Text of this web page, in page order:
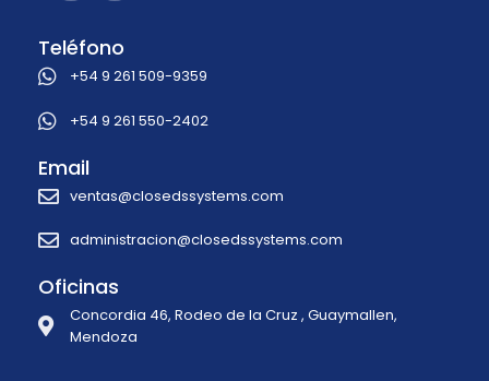
Teléfono
+54 9 261 509-9359
+54 9 261 550-2402
Email
ventas@closedssystems.com
administracion@closedssystems.com
Oficinas
Concordia 46, Rodeo de la Cruz , Guaymallen,
Mendoza